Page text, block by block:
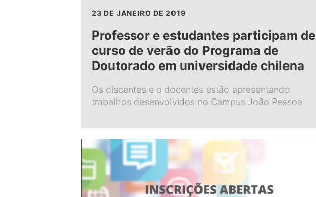
23 DE JANEIRO DE 2019
Professor e estudantes participam de
curso de verão do Programa de
Doutorado em universidade chilena
Os discentes e o docentes estão apresentando
trabalhos desenvolvidos no Campus João Pessoa